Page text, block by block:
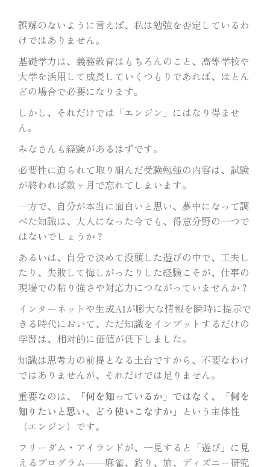
誤解のないように言えば、私は勉強を否定しているわ
けではありません。
基礎学力は、義務教育はもちろんのこと、高等学校や
大学を活用して成長していくつもりであれば、ほとん
どの場合で必要になります。
しかし、それだけでは「エンジン」にはなり得ませ
ん。
みなさんも経験があるはずです。
必要性に迫られて取り組んだ受験勉強の内容は、試験
が終われば数ヶ月で忘れてしまいます。
一方で、自分が本当に面白いと思い、夢中になって調
べた知識は、大人になった今でも、得意分野の一つで
はないでしょうか？
あるいは、自分で決めて没頭した遊びの中で、工夫し
たり、失敗して悔しがったりした経験こそが、仕事の
現場での粘り強さや対応力につながっていませんか？
インターネットや生成AIが膨大な情報を瞬時に提示で
きる時代において、ただ知識をインプットするだけの
学習は、相対的に価値が低下しました。
知識は思考力の前提となる土台ですから、不要なわけ
ではありませんが、それだけでは足りません。
重要なのは、
「何を知っているか」ではなく、「何を
知りたいと思い、どう使いこなすか」 という主体性
（エンジン）です。
フリーダム・アイランドが、一見すると「遊び」に見
えるプログラム——麻雀、釣り、旅、ディズニー研究